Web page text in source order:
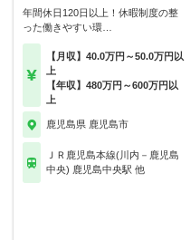
年間休日120日以上！休暇制度の整
った働きやすい環…
【月収】40.0万円～50.0万円以
上
【年収】480万円～600万円以
上
鹿児島県 鹿児島市
ＪＲ鹿児島本線(川内－鹿児島
中央) 鹿児島中央駅 他